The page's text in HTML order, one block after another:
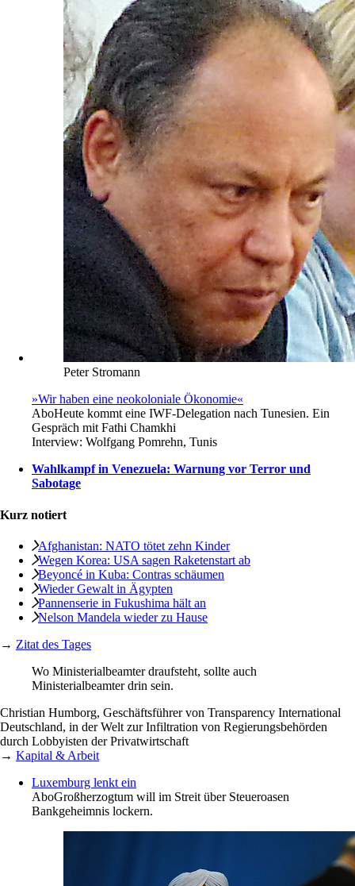
Peter Stromann
»Wir haben eine neokoloniale Ökonomie«
AboHeute kommt eine IWF-Delegation nach Tunesien. Ein
Gespräch mit Fathi Chamkhi
Interview: Wolfgang Pomrehn, Tunis
Wahlkampf in Venezuela: Warnung vor Terror und
Sabotage
Kurz notiert
Afghanistan: NATO ­tötet zehn Kinder
Wegen Korea: USA sagen Raketenstart ab
Beyoncé in Kuba: Contras schäumen
Wieder Gewalt in Ägypten
Pannenserie in ­Fukushima hält an
Nelson Mandela ­wieder zu Hause
→ Zitat des Tages
Wo Ministerialbeamter draufsteht, sollte auch
Ministerialbeamter drin sein.
Christian Humborg, Geschäftsführer von Transparency International
Deutschland, in der Welt zur Infiltration von Regierungsbehörden
durch Lobbyisten der Privatwirtschaft
→ Kapital & Arbeit
Luxemburg lenkt ein
AboGroßherzogtum will im Streit über Steueroasen
Bankgeheimnis lockern.